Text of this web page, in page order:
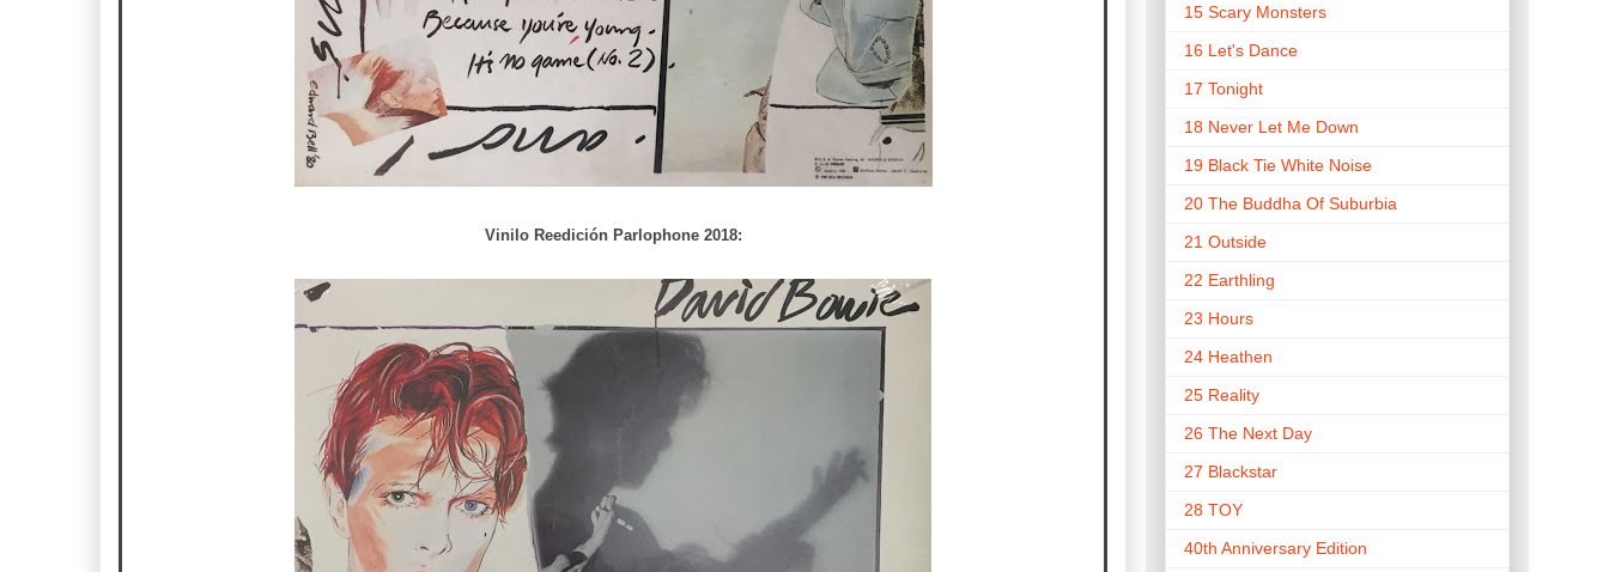
Vinilo Reedición Parlophone 2018:
15 Scary Monsters
16 Let's Dance
17 Tonight
18 Never Let Me Down
19 Black Tie White Noise
20 The Buddha Of Suburbia
21 Outside
22 Earthling
23 Hours
24 Heathen
25 Reality
26 The Next Day
27 Blackstar
28 TOY
40th Anniversary Edition